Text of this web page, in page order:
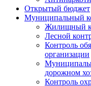
Открытый бюджет
Муниципальный
Жилищный
Лесной
Контроль
организации
дорожном
Контроль